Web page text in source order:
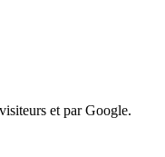
et par Google.